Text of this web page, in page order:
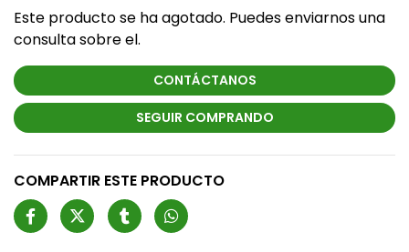
Este producto se ha agotado. Puedes enviarnos una
consulta sobre el.
CONTÁCTANOS
SEGUIR COMPRANDO
COMPARTIR ESTE PRODUCTO